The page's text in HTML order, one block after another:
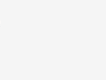
Eine Entschuldigung an Bhakdi“